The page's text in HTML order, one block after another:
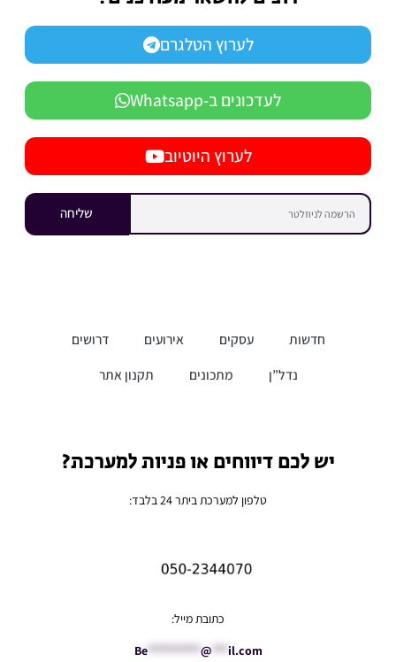
לערוץ הטלגרם
לעדכונים ב-Whatsapp
לערוץ היוטיוב
שליחה
חדשות עסקים אירועים
דרושים
נדל”ן
מתכונים תקנון אתר
יש לכם דיווחים או פניות למערכת?
טלפון למערכת ביתר 24 בלבד:
כתובת מייל:
Be********** @ *** il.com